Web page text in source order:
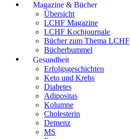
Magazine & Bücher
Übersicht
LCHF Magazine
LCHF Kochjournale
Bücher zum Thema LCHF
Bücherbummel
Gesundheit
Erfolgsgeschichten
Keto und Krebs
Diabetes
Adipositas
Kolumne
Cholesterin
Demenz
MS